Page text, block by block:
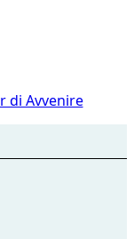
di Avvenire